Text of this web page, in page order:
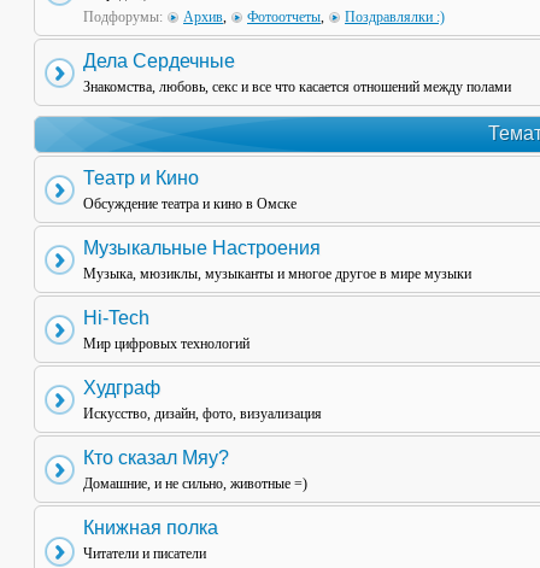
Подфорумы:
Архив, Фотоотчеты, Поздравлялки :)
Дела Сердечные
Знакомства, любовь, секс и все что касается отношений между полами
Театр и Кино
Обсуждение театра и кино в Омске
Музыкальные Настроения
Музыка, мюзиклы, музыканты и многое другое в мире музыки
Hi-Tech
Мир цифровых технологий
Худграф
Искусство, дизайн, фото, визуализация
Кто сказал Мяу?
Домашние, и не сильно, животные =)
Книжная полка
Читатели и писатели